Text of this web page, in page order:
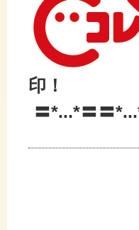
印！
〓*...*〓〓